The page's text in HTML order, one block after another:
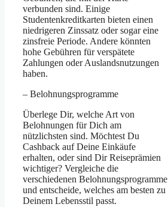
verbunden sind. Einige
Studentenkreditkarten bieten einen
niedrigeren Zinssatz oder sogar eine
zinsfreie Periode. Andere könnten
hohe Gebühren für verspätete
Zahlungen oder Auslandsnutzungen
haben.
– Belohnungsprogramme
Überlege Dir, welche Art von
Belohnungen für Dich am
nützlichsten sind. Möchtest Du
Cashback auf Deine Einkäufe
erhalten, oder sind Dir Reiseprämien
wichtiger? Vergleiche die
verschiedenen Belohnungsprogramme
und entscheide, welches am besten zu
Deinem Lebensstil passt.